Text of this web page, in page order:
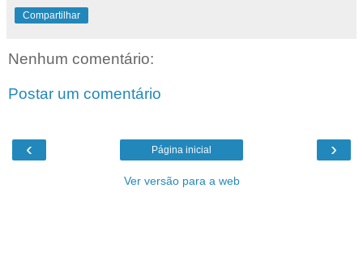
Compartilhar
Nenhum comentário:
Postar um comentário
‹ ›
Página inicial
Ver versão para a web